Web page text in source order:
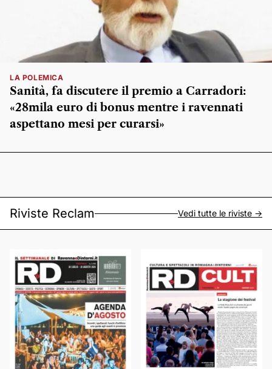
LA POLEMICA
Sanità, fa discutere il premio a Carradori:
«28mila euro di bonus mentre i ravennati
aspettano mesi per curarsi»
Riviste Reclam Vedi tutte le riviste ->